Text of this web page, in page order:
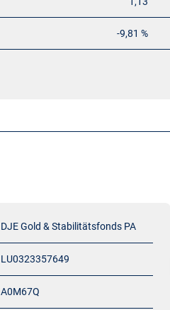
-9,81 %
DJE Gold & Stabilitätsfonds PA
LU0323357649
A0M67Q